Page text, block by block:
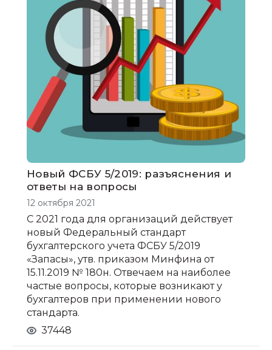
Новый ФСБУ 5/2019: разъяснения и
ответы на вопросы
12 октября 2021
С 2021 года для организаций действует
новый Федеральный стандарт
бухгалтерского учета ФСБУ 5/2019
«Запасы», утв. приказом Минфина от
15.11.2019 № 180н. Отвечаем на наиболее
частые вопросы, которые возникают у
бухгалтеров при применении нового
стандарта.
37448